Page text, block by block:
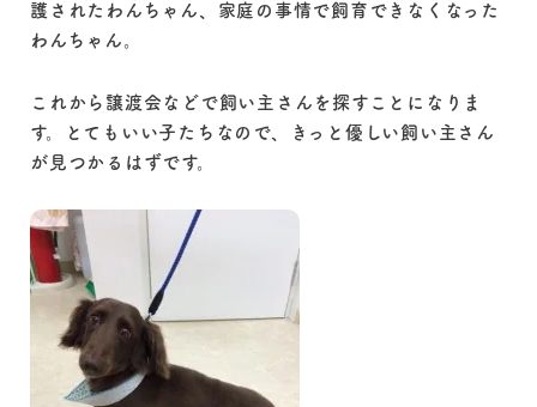
護されたわんちゃん、家庭の事情で飼育できなくなった
わんちゃん。
これから譲渡会などで飼い主さんを探すことになりま
す。とてもいい子たちなので、きっと優しい飼い主さん
が見つかるはずです。